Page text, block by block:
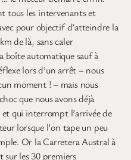
tous les intervenants et
pour objectif d’atteindre la
de là, sans caler
boîte automatique sauf à
lors d’un arrêt – nous
moment ! – mais nous
que nous avons déjà
qui interrompt l’arrivée de
lorsque l’on tape un peu
Or la Carretera Austral à
les 30 premiers